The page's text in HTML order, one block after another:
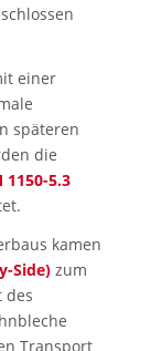
einer
späteren
die
1150-5.3
kamen
Side)zum
des
Transport